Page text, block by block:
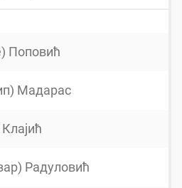
Поповић
Мадарас
Радуловић